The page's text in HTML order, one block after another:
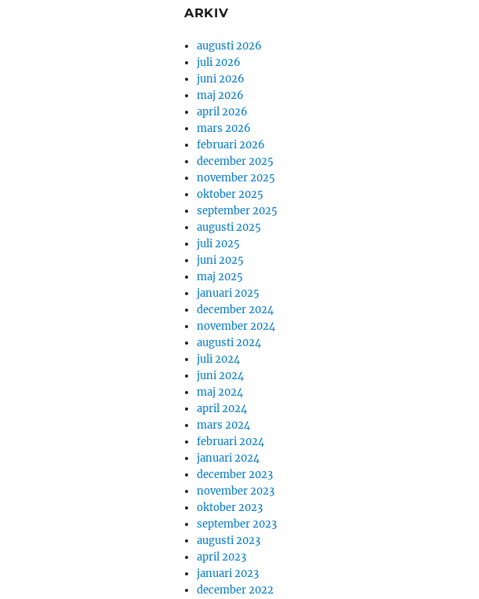
ARKIV
augusti 2026
juli 2026
juni 2026
maj 2026
april 2026
mars 2026
februari 2026
december 2025
november 2025
oktober 2025
september 2025
augusti 2025
juli 2025
juni 2025
maj 2025
januari 2025
december 2024
november 2024
augusti 2024
juli 2024
juni 2024
maj 2024
april 2024
mars 2024
februari 2024
januari 2024
december 2023
november 2023
oktober 2023
september 2023
augusti 2023
april 2023
januari 2023
december 2022